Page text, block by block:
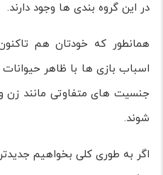
در این گروه بندی ها وجود دارند.
همانطور که خودتان هم
اسباب بازی ها با ظاهر
جنسیت های متفاوتی مانند زن
شوند.
اگر به طوری کلی بخواهیم